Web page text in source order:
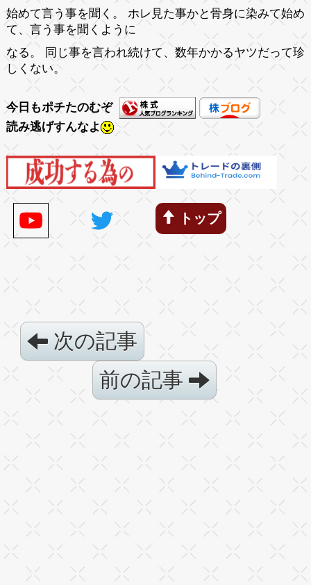
始めて言う事を聞く。 ホレ見た事かと骨身に染みて始め
て、言う事を聞くように
なる。 同じ事を言われ続けて、数年かかるヤツだって珍
しくない。
今日もポチたのむぞ
読み逃げすんなよ
トップ
次の記事
前の記事